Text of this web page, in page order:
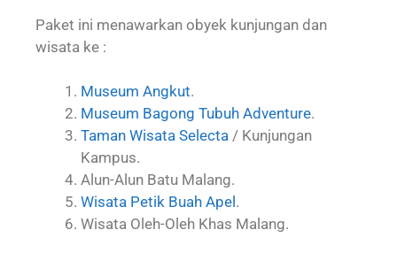
Paket ini menawarkan obyek kunjungan dan
wisata ke :
Museum Angkut.
Museum Bagong Tubuh Adventure.
Taman Wisata Selecta / Kunjungan
Kampus.
Alun-Alun Batu Malang.
Wisata Petik Buah Apel .
Wisata Oleh-Oleh Khas Malang.